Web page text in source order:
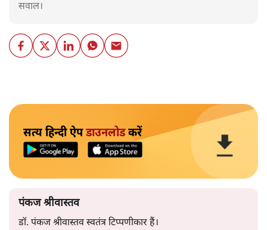
सवाल।
सत्य हिन्दी ऐपडाउनलोडकरें
पंकज श्रीवास्तव
डॉ. पंकज श्रीवास्तव स्वतंत्र टिप्पणीकार हैं।